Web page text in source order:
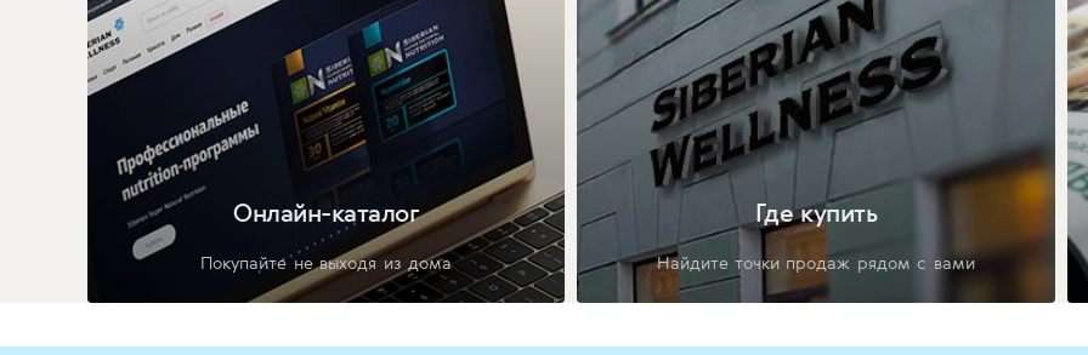
Онлайн-каталог
Покупайте не выходя из дома
Где купить
Найдите точки продаж рядом с вами